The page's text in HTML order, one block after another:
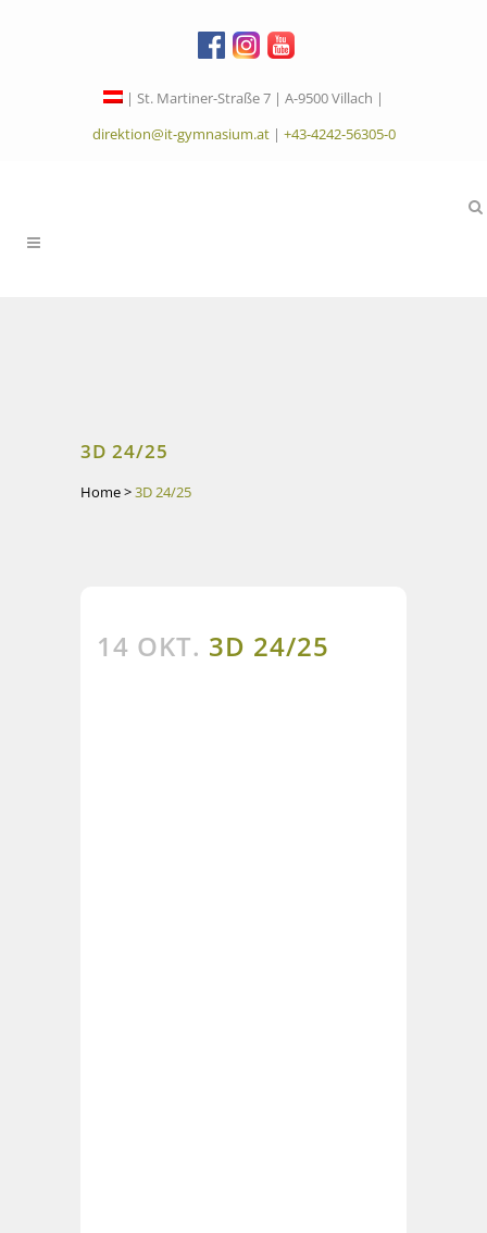
| St. Martiner-Straße 7 | A-9500 Villach |
direktion@it-gymnasium.at| +43-4242-56305-0
3D 24/25
Home>3D 24/25
14 OKT. 3D 24/25